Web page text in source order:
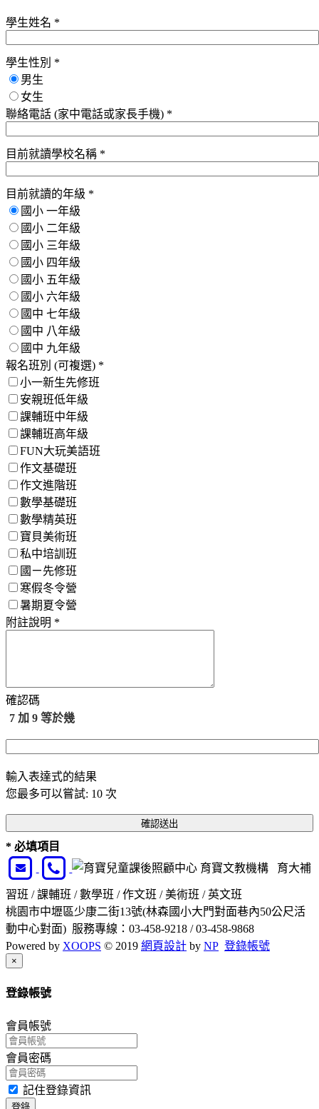
學生姓名 *
學生性別 *
男生
女生
聯絡電話 (家中電話或家長手機) *
目前就讀學校名稱 *
目前就讀的年級 *
國小 一年級
國小 二年級
國小 三年級
國小 四年級
國小 五年級
國小 六年級
國中 七年級
國中 八年級
國中 九年級
報名班別 (可複選) *
小一新生先修班
安親班低年級
課輔班中年級
課輔班高年級
FUN大玩美語班
作文基礎班
作文進階班
數學基礎班
數學精英班
寶貝美術班
私中培訓班
國ㄧ先修班
寒假冬令營
暑期夏令營
附註說明 *
確認碼
7 加 9 等於幾
輸入表達式的結果
您最多可以嘗試: 10 次
* 必填項目
育寶文教機構 育大補
習班 / 課輔班 / 數學班 / 作文班 / 美術班 / 英文班
桃園市中壢區少康二街13號(林森國小大門對面巷內50公尺活
動中心對面) 服務專線：03-458-9218 / 03-458-9868
Powered by XOOPS © 2019 網頁設計 by NP 登錄帳號
×
登錄帳號
會員帳號
會員密碼
記住登錄資訊